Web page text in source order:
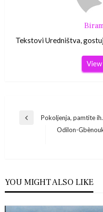
Tekstovi Uredništva,
Navigacija
Previous
Pokoljenja, pamtite
Odilon-
YOU MIGHT ALSO LIKE